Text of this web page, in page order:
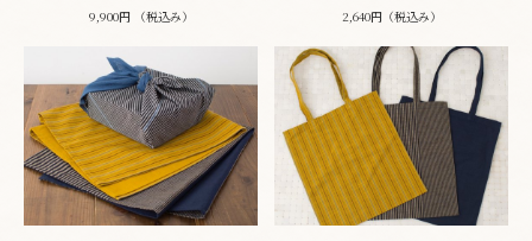
9,900円 （税込み） 2,640円（税込み）